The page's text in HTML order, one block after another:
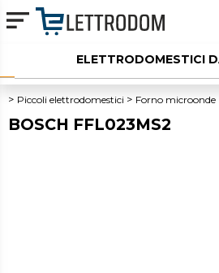
ELETTRODOMESTICI
ELETTRODOMESTICI
PICCOLI
Piccoli elettrodomestici Forno microonde
BOSCH FFL023MS2